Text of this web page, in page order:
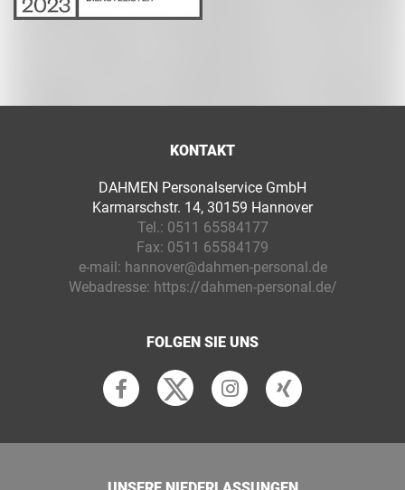
KONTAKT
DAHMEN Personalservice GmbH
Karmarschstr. 14, 30159 Hannover
Tel.: 0511 65584177
Fax: 0511 65584179
e-mail: hannover@dahmen-personal.de
Webadresse: https://dahmen-personal.de/
FOLGEN SIE UNS